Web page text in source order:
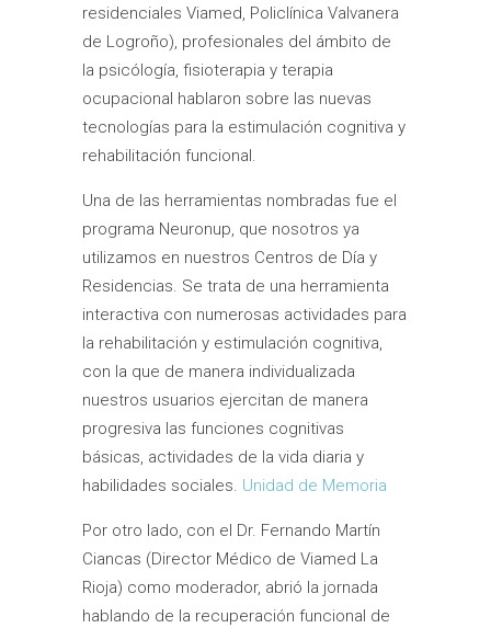
residenciales Viamed, Policlínica Valvanera
de Logroño), profesionales del ámbito de
la psicólogía, fisioterapia y terapia
ocupacional hablaron sobre las nuevas
tecnologías para la estimulación cognitiva y
rehabilitación funcional.
Una de las herramientas nombradas fue el
programa Neuronup, que nosotros ya
utilizamos en nuestros Centros de Día y
Residencias. Se trata de una herramienta
interactiva con numerosas actividades para
la rehabilitación y estimulación cognitiva,
con la que de manera individualizada
nuestros usuarios ejercitan de manera
progresiva las funciones cognitivas
básicas, actividades de la vida diaria y
habilidades sociales. Unidad de Memoria
Por otro lado, con el Dr. Fernando Martín
Ciancas (Director Médico de Viamed La
Rioja) como moderador, abrió la jornada
hablando de la recuperación funcional de